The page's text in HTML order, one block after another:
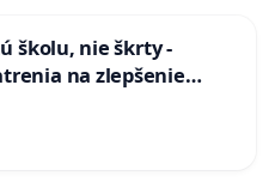
školu, nie škrty -
na zlepšenie